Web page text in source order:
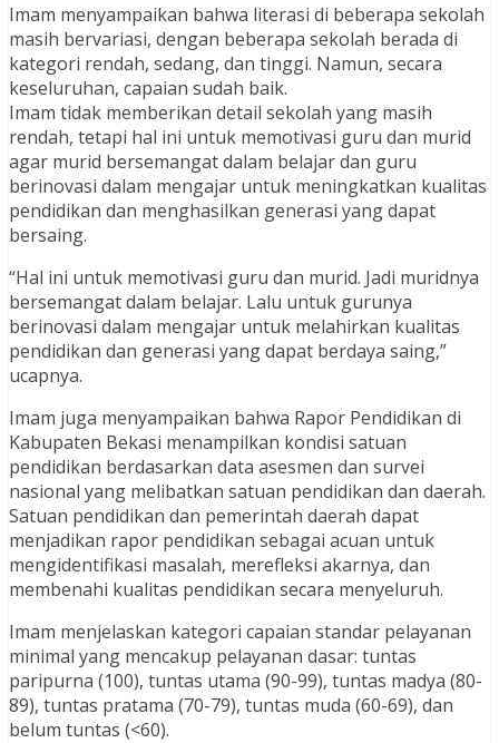
Imam menyampaikan bahwa literasi di beberapa sekolah
masih bervariasi, dengan beberapa sekolah berada di
kategori rendah, sedang, dan tinggi. Namun, secara
keseluruhan, capaian sudah baik.
Imam tidak memberikan detail sekolah yang masih
rendah, tetapi hal ini untuk memotivasi guru dan murid
agar murid bersemangat dalam belajar dan guru
berinovasi dalam mengajar untuk meningkatkan kualitas
pendidikan dan menghasilkan generasi yang dapat
bersaing.
“Hal ini untuk memotivasi guru dan murid. Jadi muridnya
bersemangat dalam belajar. Lalu untuk gurunya
berinovasi dalam mengajar untuk melahirkan kualitas
pendidikan dan generasi yang dapat berdaya saing,”
ucapnya.
Imam juga menyampaikan bahwa Rapor Pendidikan di
Kabupaten Bekasi menampilkan kondisi satuan
pendidikan berdasarkan data asesmen dan survei
nasional yang melibatkan satuan pendidikan dan daerah.
Satuan pendidikan dan pemerintah daerah dapat
menjadikan rapor pendidikan sebagai acuan untuk
mengidentifikasi masalah, merefleksi akarnya, dan
membenahi kualitas pendidikan secara menyeluruh.
Imam menjelaskan kategori capaian standar pelayanan
minimal yang mencakup pelayanan dasar: tuntas
paripurna (100), tuntas utama (90-99), tuntas madya (80-
89), tuntas pratama (70-79), tuntas muda (60-69), dan
belum tuntas (<60).